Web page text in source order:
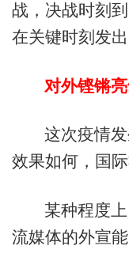
战，决战时刻
在关键时刻发
对外铿锵
这次疫情
效果如何，国
某种程度
流媒体的外宣